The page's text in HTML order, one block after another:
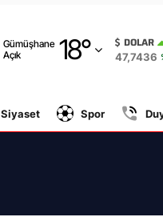
Gümüşhane
Açık
18°
Amasya
Antalya
DOLAR
47,7436
Siyaset Spor